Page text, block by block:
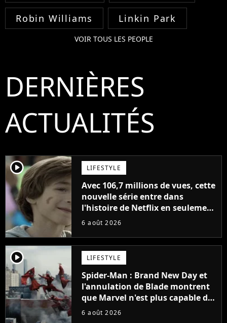
Robin Williams Linkin Park
VOIR TOUS LES PEOPLE
DERNIÈRES
ACTUALITÉS
player2 LIFESTYLE
Avec 106,7 millions de vues, cette
nouvelle série entre dans
l'histoire de Netflix en seulement
48 jours
6 août 2026
player2 LIFESTYLE
Spider-Man : Brand New Day et
l'annulation de Blade montrent
que Marvel n'est plus capable de
faire quoi que ce soit de simple
6 août 2026